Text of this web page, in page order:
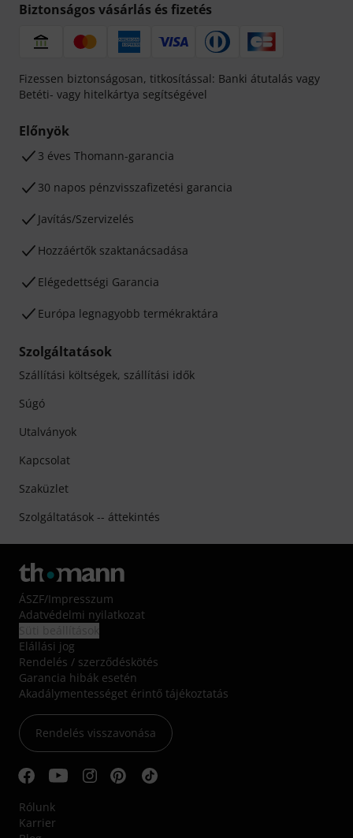
Biztonságos vásárlás és fizetés
Fizessen biztonságosan, titkosítással: Banki átutalás vagy
Betéti- vagy hitelkártya segítségével
Előnyök
3 éves Thomann-garancia
30 napos pénzvisszafizetési garancia
Javítás/Szervizelés
Hozzáértők szaktanácsadása
Elégedettségi Garancia
Európa legnagyobb termékraktára
Szolgáltatások
Szállítási költségek, szállítási idők
Súgó
Utalványok
Kapcsolat
Szaküzlet
Szolgáltatások -- áttekintés
ÁSZF/Impresszum
Adatvédelmi nyilatkozat
Elállási jog
Rendelés / szerződéskötés
Garancia hibák esetén
Akadálymentességet érintő tájékoztatás
Rendelés visszavonása
Rólunk
Karrier